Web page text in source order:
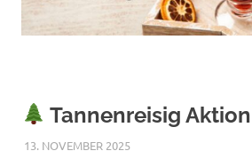
Tannenreisig Aktion
13. NOVEMBER 2025RAPHAEL RIESTERER
ALLGEMEIN